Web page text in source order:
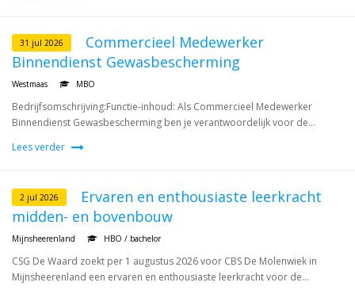
31 jul 2026
Commercieel Medewerker
Binnendienst Gewasbescherming
Westmaas MBO
Bedrijfsomschrijving:Functie-inhoud: Als Commercieel Medewerker
Binnendienst Gewasbescherming ben je verantwoordelijk voor de...
Lees verder
2 jul 2026
Ervaren en enthousiaste leerkracht
midden- en bovenbouw
Mijnsheerenland HBO / bachelor
CSG De Waard zoekt per 1 augustus 2026 voor CBS De Molenwiek in
Mijnsheerenland een ervaren en enthousiaste leerkracht voor de...